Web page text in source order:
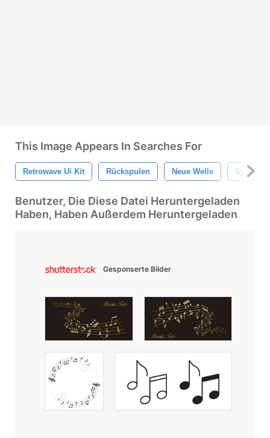
This Image Appears In Searches For
Retrowave Ui Kit Rückspulen Neue Welle Synth
Benutzer, Die Diese Datei Heruntergeladen
Haben, Haben Außerdem Heruntergeladen
Gesponserte Bilder